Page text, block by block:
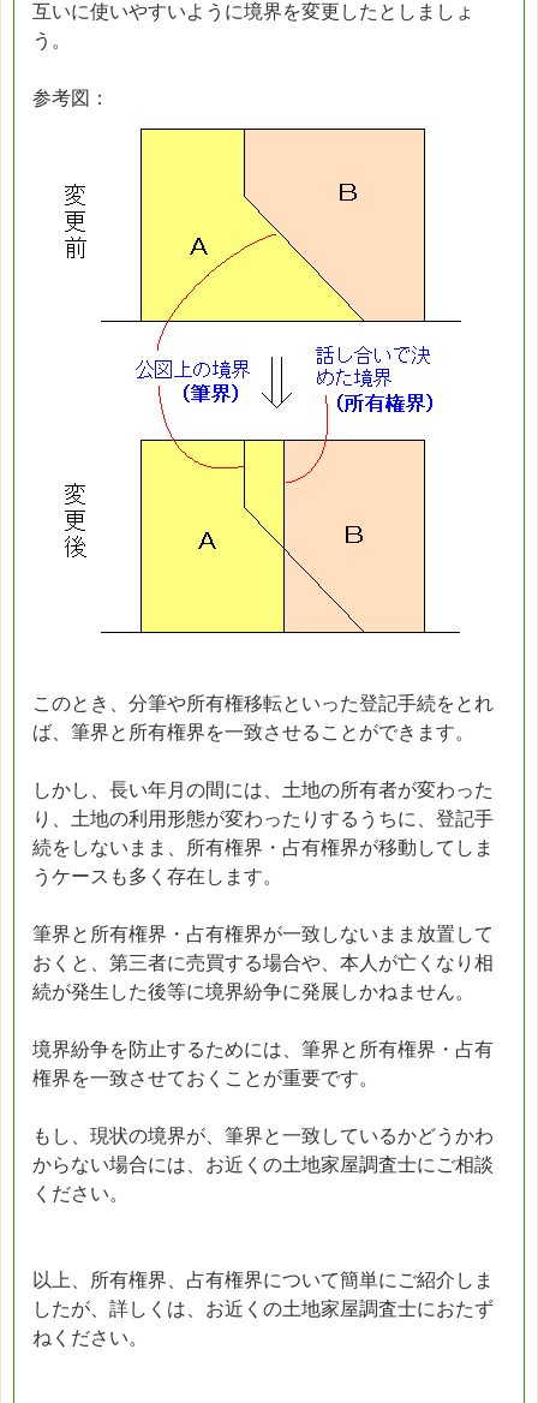
互いに使いやすいように境界を変更したとしましょ
う。
参考図：
このとき、分筆や所有権移転といった登記手続をとれ
ば、筆界と所有権界を一致させることができます。
しかし、長い年月の間には、土地の所有者が変わった
り、土地の利用形態が変わったりするうちに、登記手
続をしないまま、所有権界・占有権界が移動してしま
うケースも多く存在します。
筆界と所有権界・占有権界が一致しないまま放置して
おくと、第三者に売買する場合や、本人が亡くなり相
続が発生した後等に境界紛争に発展しかねません。
境界紛争を防止するためには、筆界と所有権界・占有
権界を一致させておくことが重要です。
もし、現状の境界が、筆界と一致しているかどうかわ
からない場合には、お近くの土地家屋調査士にご相談
ください。
以上、所有権界、占有権界について簡単にご紹介しま
したが、詳しくは、お近くの土地家屋調査士におたず
ねください。